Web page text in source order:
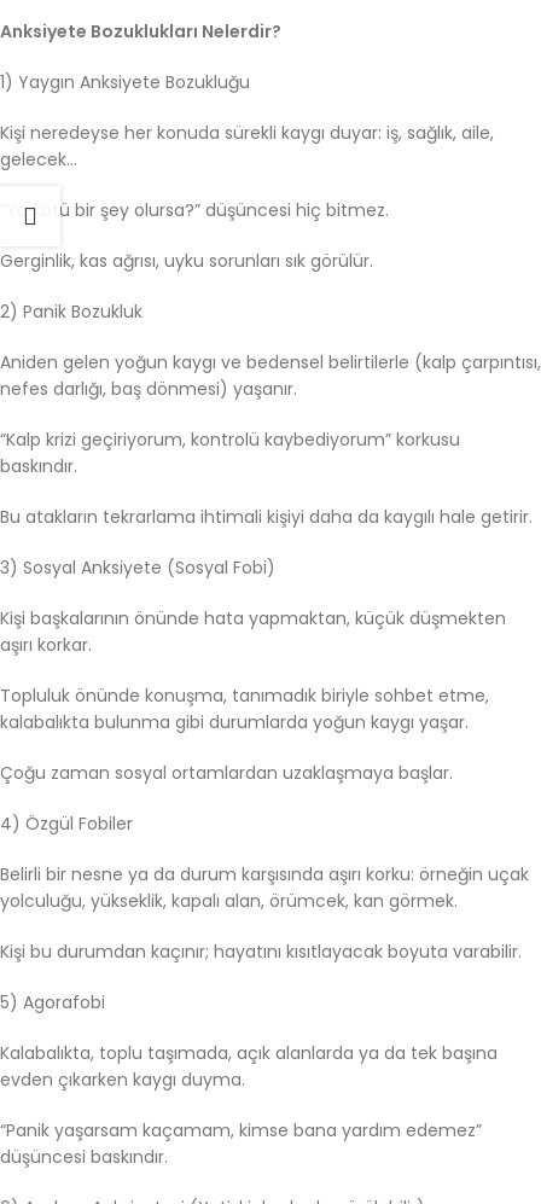
Anksiyete Bozuklukları Nelerdir?
1) Yaygın Anksiyete Bozukluğu
Kişi neredeyse her konuda sürekli kaygı duyar: iş, sağlık, aile,
gelecek…
“Ya kötü bir şey olursa?” düşüncesi hiç bitmez.
Gerginlik, kas ağrısı, uyku sorunları sık görülür.
2) Panik Bozukluk
Aniden gelen yoğun kaygı ve bedensel belirtilerle (kalp çarpıntısı,
nefes darlığı, baş dönmesi) yaşanır.
“Kalp krizi geçiriyorum, kontrolü kaybediyorum” korkusu
baskındır.
Bu atakların tekrarlama ihtimali kişiyi daha da kaygılı hale getirir.
3) Sosyal Anksiyete (Sosyal Fobi)
Kişi başkalarının önünde hata yapmaktan, küçük düşmekten
aşırı korkar.
Topluluk önünde konuşma, tanımadık biriyle sohbet etme,
kalabalıkta bulunma gibi durumlarda yoğun kaygı yaşar.
Çoğu zaman sosyal ortamlardan uzaklaşmaya başlar.
4) Özgül Fobiler
Belirli bir nesne ya da durum karşısında aşırı korku: örneğin uçak
yolculuğu, yükseklik, kapalı alan, örümcek, kan görmek.
Kişi bu durumdan kaçınır; hayatını kısıtlayacak boyuta varabilir.
5) Agorafobi
Kalabalıkta, toplu taşımada, açık alanlarda ya da tek başına
evden çıkarken kaygı duyma.
“Panik yaşarsam kaçamam, kimse bana yardım edemez”
düşüncesi baskındır.